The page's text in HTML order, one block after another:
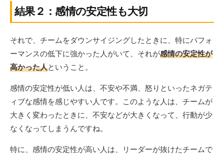
結果２：感情の安定性も大切
それで、チームをダウンサイジングしたときに、特にパフォ
ーマンスの低下に強かった人がいて、それが感情の安定性が
高かった人ということ。
感情の安定性が低い人は、不安や不満、怒りといったネガテ
ィブな感情を感じやすい人です。このような人は、チームが
大きく変わったときに、不安などが大きくなって、行動が少
なくなってしまうんですね。
特に、感情の安定性が高い人は、リーダーが抜けたチームで